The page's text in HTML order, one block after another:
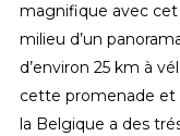
magnifique avec
milieu d’un
d’environ 25 km à
cette promenade et
la Belgique a des